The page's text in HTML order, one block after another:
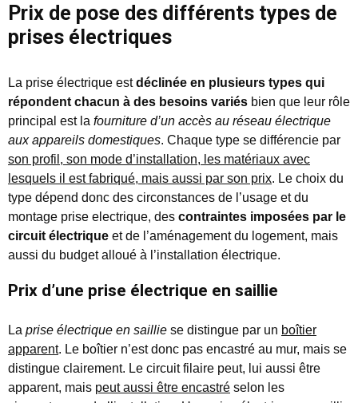
Prix de pose des différents types de
prises électriques
La prise électrique estdéclinée en plusieurs types qui
répondent chacun à des besoins variés bien que leur rôle
principal est la fourniture d’un accès au réseau électrique
aux appareils domestiques. Chaque type se différencie par
son profil, son mode d’installation, les matériaux avec
lesquels il est fabriqué, mais aussi par son prix. Le choix du
type dépend donc des circonstances de l’usage et du
montage prise electrique, des contraintes imposées par le
circuit électrique et de l’aménagement du logement, mais
aussi du budget alloué à l’installation électrique.
Prix d’une prise électrique en saillie
La prise électrique en saillie se distingue par un boîtier
apparent. Le boîtier n’est donc pas encastré au mur, mais se
distingue clairement. Le circuit filaire peut, lui aussi être
apparent, mais peut aussi être encastré selon les